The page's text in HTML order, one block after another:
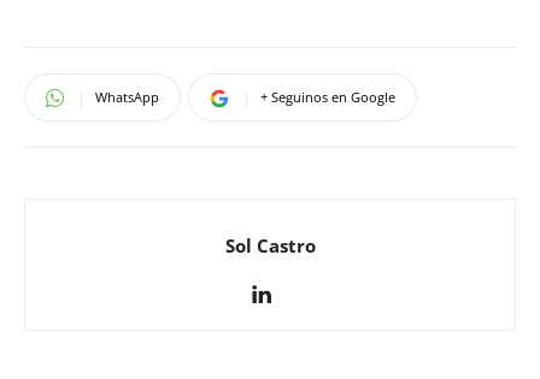
WhatsApp + Seguinos en Google
Sol Castro